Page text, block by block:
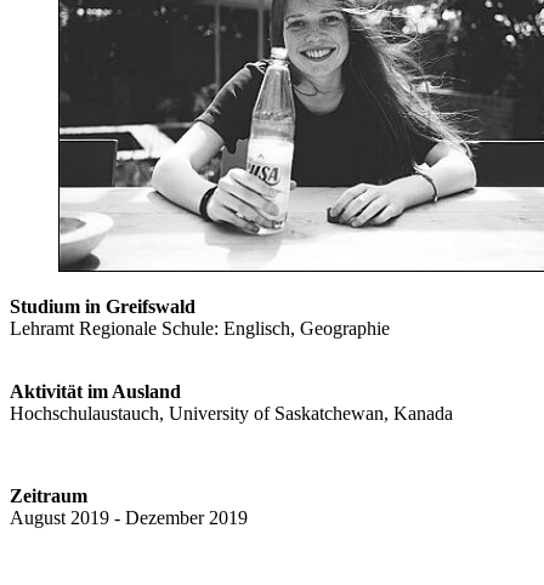
Studium in Greifswald
Lehramt Regionale Schule: Englisch, Geographie
Aktivität im Ausland
Hochschulaustauch, University of Saskatchewan, Kanada
Zeitraum
August 2019 - Dezember 2019